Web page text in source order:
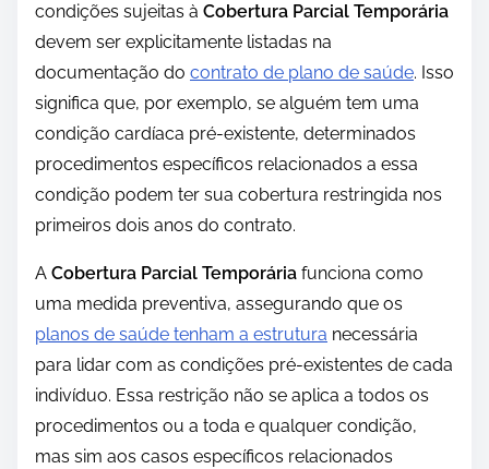
condições sujeitas à Cobertura Parcial Temporária
devem ser explicitamente listadas na
documentação do contrato de plano de saúde. Isso
significa que, por exemplo, se alguém tem uma
condição cardíaca pré-existente, determinados
procedimentos específicos relacionados a essa
condição podem ter sua cobertura restringida nos
primeiros dois anos do contrato.
A Cobertura Parcial Temporária funciona como
uma medida preventiva, assegurando que os
planos de saúde tenham a estrutura necessária
para lidar com as condições pré-existentes de cada
indivíduo. Essa restrição não se aplica a todos os
procedimentos ou a toda e qualquer condição,
mas sim aos casos específicos relacionados